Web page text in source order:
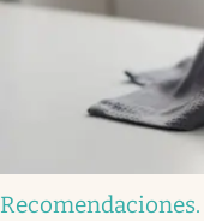
Recomendaciones.